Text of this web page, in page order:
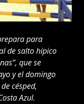
para
de salto hípico
que se
y el domingo
césped,
Azul.